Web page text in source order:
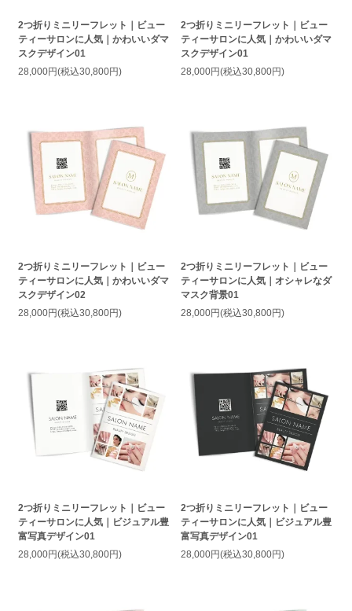
2つ折りミニリーフレット｜ビュー
ティーサロンに人気｜かわいいダマ
スクデザイン01
28,000円(税込30,800円)
2つ折りミニリーフレット｜ビュー
ティーサロンに人気｜かわいいダマ
スクデザイン01
28,000円(税込30,800円)
2つ折りミニリーフレット｜ビュー
ティーサロンに人気｜かわいいダマ
スクデザイン02
28,000円(税込30,800円)
2つ折りミニリーフレット｜ビュー
ティーサロンに人気｜オシャレなダ
マスク背景01
28,000円(税込30,800円)
2つ折りミニリーフレット｜ビュー
ティーサロンに人気｜ビジュアル豊
富写真デザイン01
28,000円(税込30,800円)
2つ折りミニリーフレット｜ビュー
ティーサロンに人気｜ビジュアル豊
富写真デザイン01
28,000円(税込30,800円)